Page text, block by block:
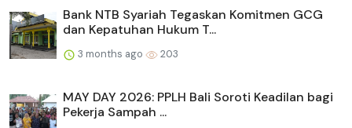
Bank NTB Syariah Tegaskan Komitmen GCG
dan Kepatuhan Hukum T...
3 months ago 203
MAY DAY 2026: PPLH Bali Soroti Keadilan bagi
Pekerja Sampah ...